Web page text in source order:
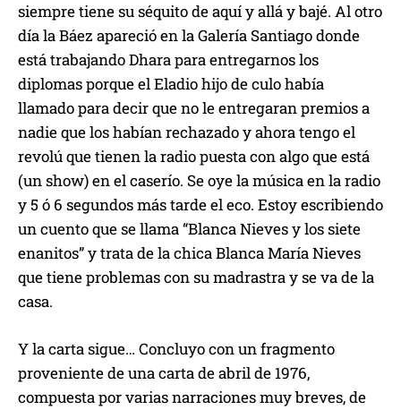
siempre tiene su séquito de aquí y allá y bajé. Al otro
día la Báez apareció en la Galería Santiago donde
está trabajando Dhara para entregarnos los
diplomas porque el Eladio hijo de culo había
llamado para decir que no le entregaran premios a
nadie que los habían rechazado y ahora tengo el
revolú que tienen la radio puesta con algo que está
(un show) en el caserío. Se oye la música en la radio
y 5 ó 6 segundos más tarde el eco. Estoy escribiendo
un cuento que se llama “Blanca Nieves y los siete
enanitos” y trata de la chica Blanca María Nieves
que tiene problemas con su madrastra y se va de la
casa.
Y la carta sigue… Concluyo con un fragmento
proveniente de una carta de abril de 1976,
compuesta por varias narraciones muy breves, de